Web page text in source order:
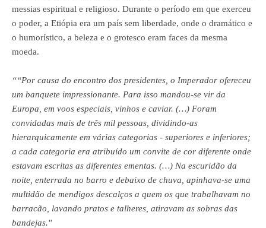
messias espiritual e religioso. Durante o período em que exerceu
o poder, a Etiópia era um país sem liberdade, onde o dramático e
o humorístico, a beleza e o grotesco eram faces da mesma
moeda.
““Por causa do encontro dos presidentes, o Imperador ofereceu
um banquete impressionante. Para isso mandou-se vir da
Europa, em voos especiais, vinhos e caviar. (…) Foram
convidadas mais de três mil pessoas, dividindo-as
hierarquicamente em várias categorias - superiores e inferiores;
a cada categoria era atribuído um convite de cor diferente onde
estavam escritas as diferentes ementas. (…) Na escuridão da
noite, enterrada no barro e debaixo de chuva, apinhava-se uma
multidão de mendigos descalços a quem os que trabalhavam no
barracão, lavando pratos e talheres, atiravam as sobras das
bandejas."